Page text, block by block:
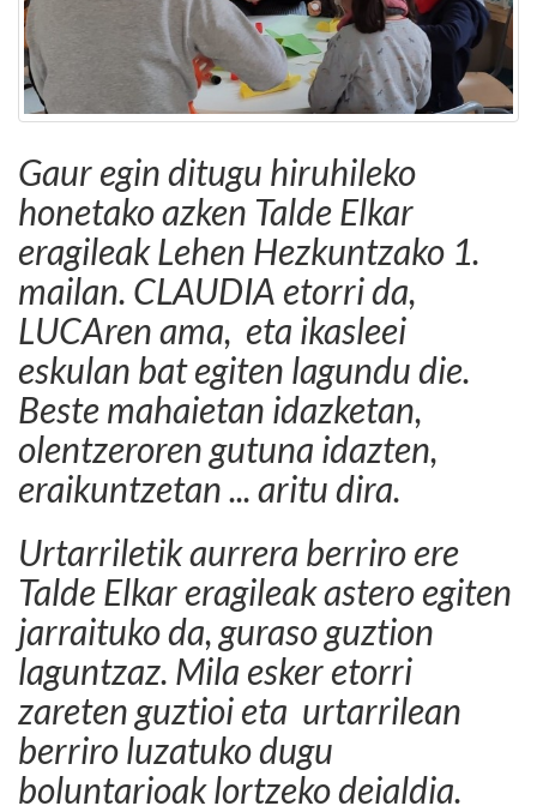
Gaur egin ditugu hiruhileko
honetako azken Talde Elkar
eragileak Lehen Hezkuntzako 1.
mailan. CLAUDIA etorri da,
LUCAren ama, eta ikasleei
eskulan bat egiten lagundu die.
Beste mahaietan idazketan,
olentzeroren gutuna idazten,
eraikuntzetan ... aritu dira.
Urtarriletik aurrera berriro ere
Talde Elkar eragileak astero egiten
jarraituko da, guraso guztion
laguntzaz. Mila esker etorri
zareten guztioi eta urtarrilean
berriro luzatuko dugu
boluntarioak lortzeko deialdia.